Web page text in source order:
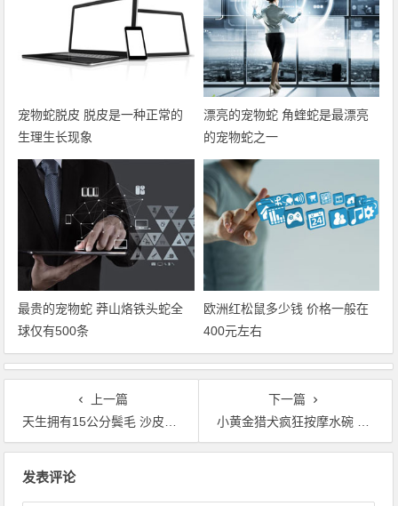
宠物蛇脱皮 脱皮是一种正常的
生理生长现象
漂亮的宠物蛇 角蝰蛇是最漂亮
的宠物蛇之一
最贵的宠物蛇 莽山烙铁头蛇全
球仅有500条
欧洲红松鼠多少钱 价格一般在
400元左右
上一篇
天生拥有15公分鬓毛 沙皮狗长的像公狮
下一篇
小黄金猎犬疯狂按摩水碗 妹妹在旁边接水喝
发表评论